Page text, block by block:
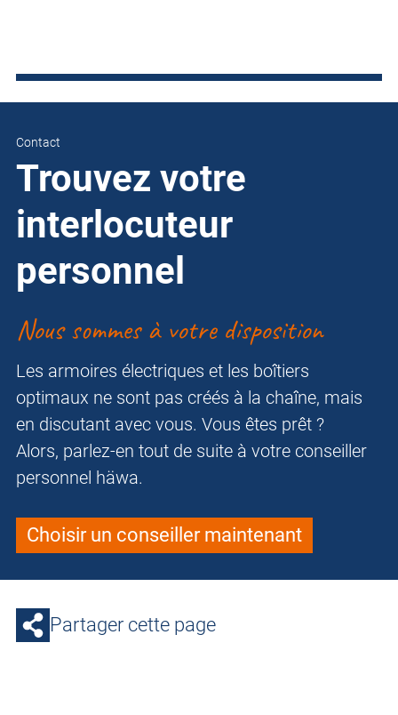
Contact
Trouvez votre
interlocuteur
personnel
Nous sommes à votre disposition
Les armoires électriques et les boîtiers
optimaux ne sont pas créés à la chaîne, mais
en discutant avec vous. Vous êtes prêt ?
Alors, parlez-en tout de suite à votre conseiller
personnel häwa.
Choisir un conseiller maintenant
Partager cette page